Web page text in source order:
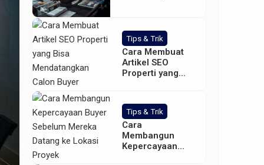
Tips & Trik
Cara Membuat
Artikel SEO
Properti yang
Calon Buyer
Tips & Trik
Cara
Membangun
Kepercayaan